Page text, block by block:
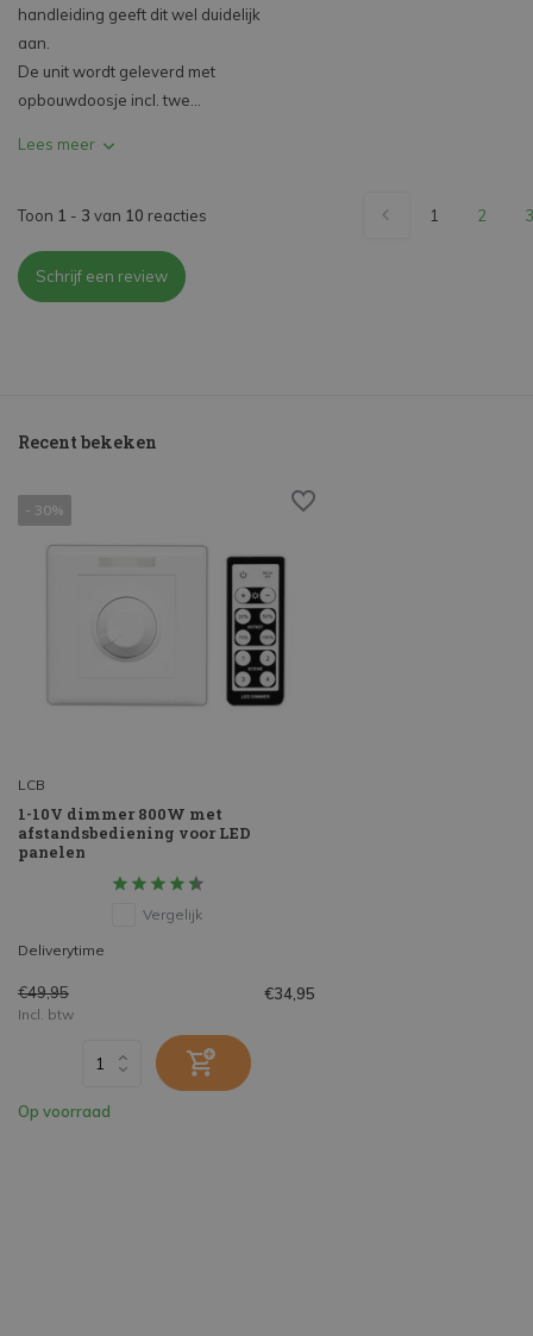
handleiding geeft dit wel duidelijk
aan.
De unit wordt geleverd met
opbouwdoosje incl. twe...
Lees meer
Toon 1 - 3 van 10 reacties 1 2 3
Schrijf een review
Recent bekeken
- 30%
LCB
1-10V dimmer 800W met
afstandsbediening voor LED
panelen
Vergelijk
Deliverytime
€49,95 €34,95
Incl. btw
Op voorraad